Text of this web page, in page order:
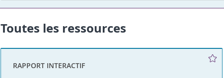
Toutes les ressources
RAPPORT INTERACTIF